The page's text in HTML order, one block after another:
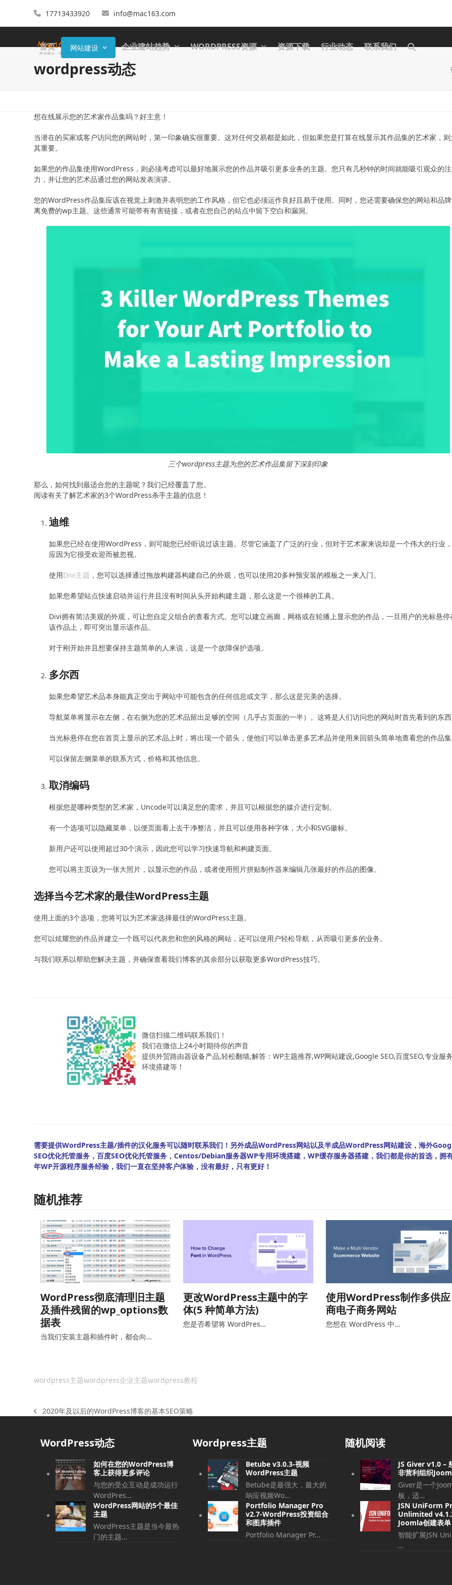
17713433920 info@mac163.com
首页 网站建设 企业建站趋势 WORDPRESS资源 资源下载 行业动态 联系我们
wordpress动态
想在线展示您的艺术家作品集吗？好主意！
当潜在的买家或客户访问您的网站时，第一印象确实很重要。这对任何交易都是如此，但如果您是打算在线显示其作品集的艺术家，
其重要。
如果您的作品集使用WordPress，则必须考虑可以最好地展示您的作品并吸引更多业务的主题。您只有几秒钟的时间就能吸引观众的
力，并让您的艺术品通过您的网站发表演讲。
您的WordPress作品集应该在视觉上刺激并表明您的工作风格，但它也必须运作良好且易于使用。同时，您还需要确保您的网站和品
离免费的wp主题。这些通常可能带有有害链接，或者在您自己的站点中留下空白和漏洞。
三个wordpress主题为您的艺术作品集留下深刻印象
那么，如何找到最适合您的主题呢？我们已经覆盖了您。
阅读有关了解艺术家的3个WordPress杀手主题的信息！
迪维
如果您已经在使用WordPress，则可能您已经听说过该主题。尽管它涵盖了广泛的行业，但对于艺术家来说却是一个伟大的行业
应因为它很受欢迎而被忽视。
使用Divi主题 ，您可以选择通过拖放构建器构建自己的外观，也可以使用20多种预安装的模板之一来入门。
如果您希望站点快速启动并运行并且没有时间从头开始构建主题，那么这是一个很棒的工具。
Divi拥有简洁美观的外观，可让您自定义组合的查看方式。您可以建立画廊，网格或在轮播上显示您的作品，一旦用户的光标悬停
该作品上，即可突出显示该作品。
对于刚开始并且想要保持主题简单的人来说，这是一个故障保护选项。
多尔西
如果您希望艺术品本身能真正突出于网站中可能包含的任何信息或文字，那么这是完美的选择。
导航菜单将显示在左侧，在右侧为您的艺术品留出足够的空间（几乎占页面的一半）。这将是人们访问您的网站时首先看到的东
当光标悬停在您在首页上显示的艺术品上时，将出现一个箭头，使他们可以单击更多艺术品并使用来回箭头简单地查看您的作品
可以保留左侧菜单的联系方式，价格和其他信息。
取消编码
根据您是哪种类型的艺术家，Uncode可以满足您的需求，并且可以根据您的媒介进行定制。
有一个选项可以隐藏菜单，以便页面看上去干净整洁，并且可以使用各种字体，大小和SVG徽标。
新用户还可以使用超过30个演示，因此您可以学习快速导航和构建页面。
您可以将主页设为一张大照片，以显示您的作品，或者使用照片拼贴制作器来编辑几张最好的作品的图像。
选择当今艺术家的最佳WordPress主题
使用上面的3个选项，您将可以为艺术家选择最佳的WordPress主题。
您可以炫耀您的作品并建立一个既可以代表您和您的风格的网站，还可以使用户轻松导航，从而吸引更多的业务。
与我们联系以帮助您解决主题，并确保查看我们博客的其余部分以获取更多WordPress技巧。
微信扫描二维码联系我们！
我们在微信上24小时期待你的声音
提供外贸路由器设备产品,轻松翻墙,解答：WP主题推荐,WP网站建设,Google SEO,百度SEO,专业服
环境搭建等！
需要提供WordPress主题/插件的汉化服务可以随时联系我们！另外成品WordPress网站以及半成品WordPress网站建设，海外
SEO优化托管服务，百度SEO优化托管服务，Centos/Debian服务器WP专用环境搭建，WP缓存服务器搭建，我们都是你的首选，拥
年WP开源程序服务经验，我们一直在坚持客户体验，没有最好，只有更好！
随机推荐
WordPress彻底清理旧主题
及插件残留的wp_options数
据表
当我们安装主题和插件时，都会向…
更改WordPress主题中的字
体(5 种简单方法)
您是否希望将 WordPres…
使用WordPress制作多供应
商电子商务网站
您想在 WordPress 中…
wordpress主题wordpress企业主题wordpress教程
上2020年及以后的WordPress博客的基本SEO策略
WordPress动态
如何在您的WordPress博
客上获得更多评论
与您的受众互动是成功运行
WordPres…
WordPress网站的5个最佳
主题
WordPress主题是当今最热
门的主题…
Wordpress主题
Betube v3.0.3-视频
WordPress主题
Betube是最强大，最大的
响应视频Wo…
Portfolio Manager Pro
v2.7-WordPress投资组合
和图库插件
Portfolio Manager Pr…
随机阅读
JS Giver v1.0 –
非营利组织
Giver是一个
板，适…
JSN UniForm
Unlimited
Joomla创建表单
智能扩展JSN
…